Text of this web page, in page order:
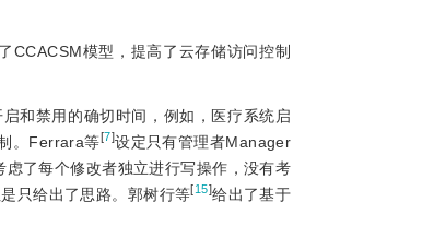
CCACSM模型，提高了云存储访问控制
和禁用的确切时间，例如，医疗系统启
。Ferrara等[7]设定只有管理者Manager
虑了每个修改者独立进行写操作，没有考
只给出了思路。郭树行等[15]给出了基于